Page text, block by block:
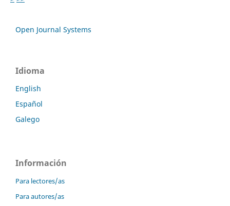
Open Journal Systems
Idioma
English
Español
Galego
Información
Para lectores/as
Para autores/as